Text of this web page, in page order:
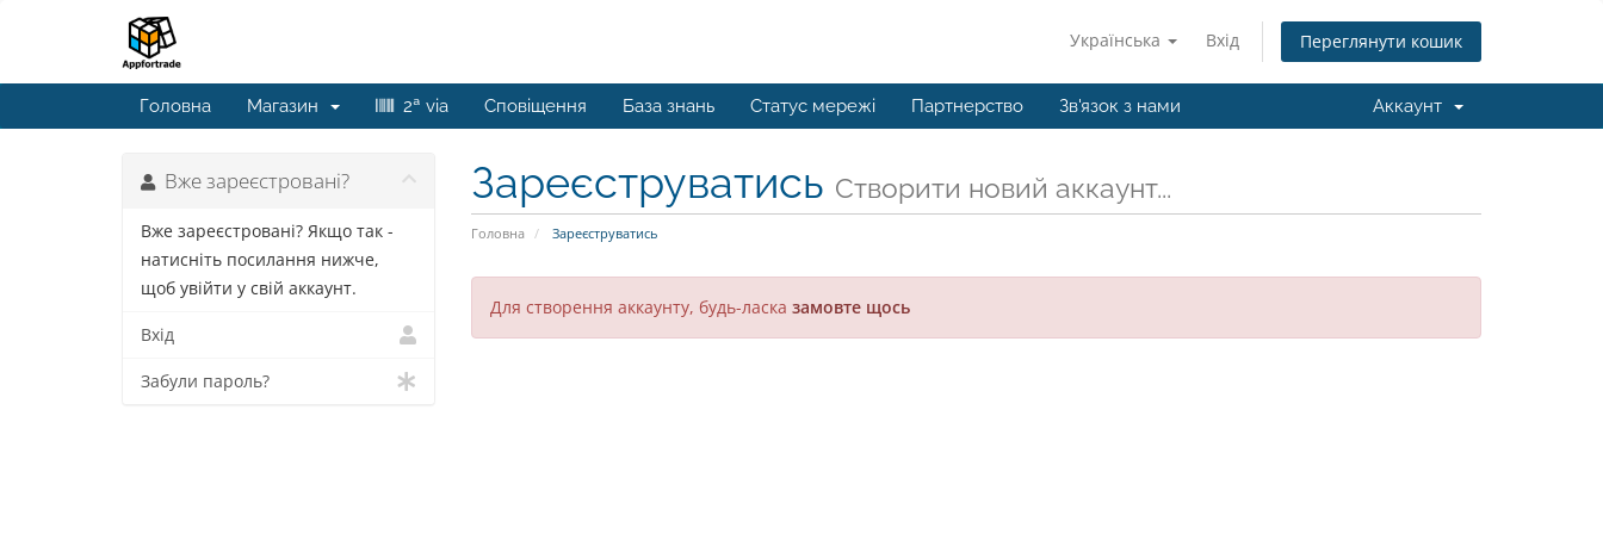
Українська Вхід Переглянути кошик
Головна Магазин 2ª via Сповіщення База знань Статус мережі Партнерство Зв'язок з нами Аккаунт
Зареєструватись Створити новий аккаунт...
Головна Зареєструватись
Вже зареєстровані?
Вже зареєстровані? Якщо так -
натисніть посилання нижче,
щоб увійти у свій аккаунт.
Вхід
Забули пароль?
Для створення аккаунту, будь-ласка замовте щось